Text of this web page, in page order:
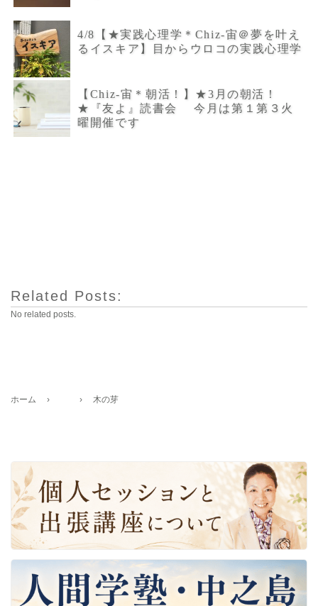
4/8【★実践心理学＊Chiz-宙＠夢を叶え
るイスキア】目からウロコの実践心理学
【Chiz-宙＊朝活！】★3月の朝活！
★『友よ』読書会 今月は第１第３火
曜開催です
Related Posts:
No related posts.
ホーム › › 木の芽